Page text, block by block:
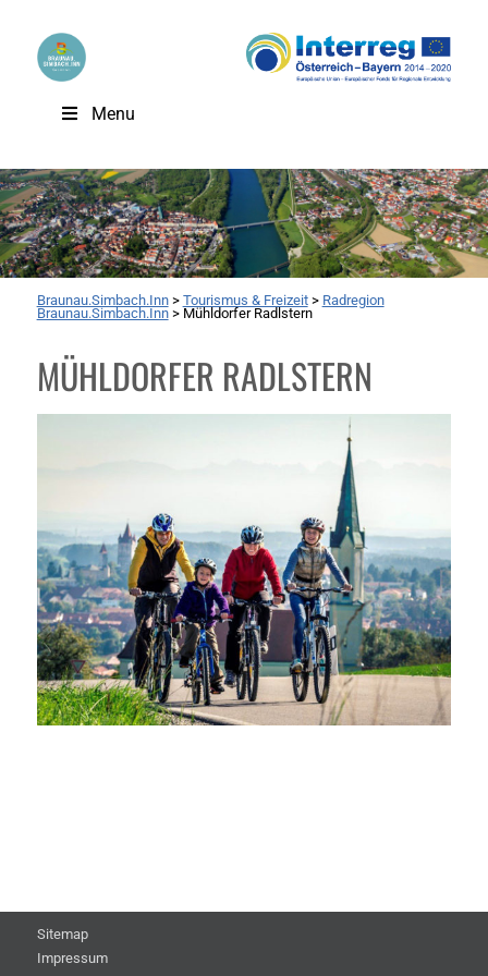
Menu
Braunau.Simbach.Inn> Tourismus & Freizeit> Radregion
Braunau.Simbach.Inn> Mühldorfer Radlstern
MÜHLDORFER RADLSTERN
Sitemap
Impressum